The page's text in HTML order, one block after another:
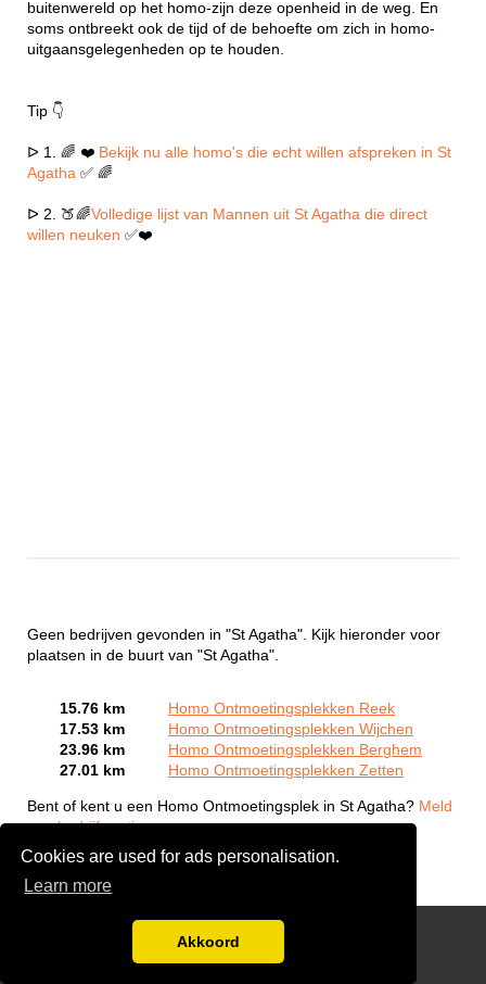
Cookies are used for ads personalisation.
Learn more
Akkoord
buitenwereld op het homo-zijn deze openheid in de weg. En
soms ontbreekt ook de tijd of de behoefte om zich in homo-
uitgaansgelegenheden op te houden.
Tip 👇
ᐅ 1. 🌈 ❤️ Bekijk nu alle homo's die echt willen afspreken in St
Agatha ✅ 🌈
ᐅ 2. 🍑🌈Volledige lijst van Mannen uit St Agatha die direct
willen neuken ✅❤️
Geen bedrijven gevonden in "St Agatha". Kijk hieronder voor
plaatsen in de buurt van "St Agatha".
15.76 km
Homo Ontmoetingsplekken Reek
17.53 km
Homo Ontmoetingsplekken Wijchen
23.96 km
Homo Ontmoetingsplekken Berghem
27.01 km
Homo Ontmoetingsplekken Zetten
Bent of kent u een Homo Ontmoetingsplek in St Agatha? Meld
een bedrijf gratis aan